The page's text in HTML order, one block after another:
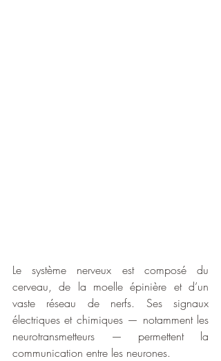
Le système nerveux est composé du
cerveau, de la moelle épinière et d’un
vaste réseau de nerfs. Ses signaux
électriques et chimiques — notamment les
neurotransmetteurs — permettent la
communication entre les neurones.